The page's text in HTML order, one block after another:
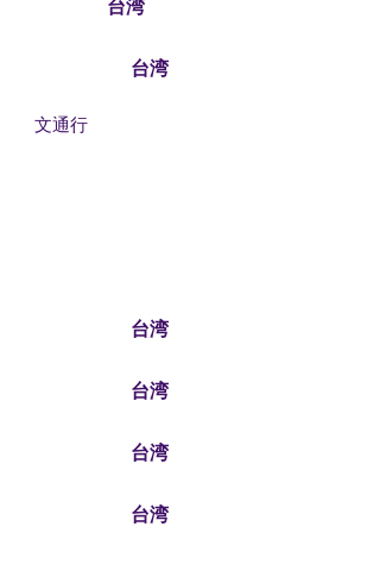
台湾
台湾
文通行
台湾
台湾
台湾
台湾